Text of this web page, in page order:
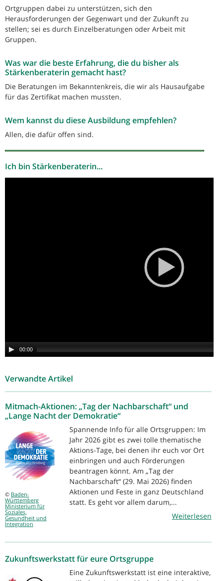
Ortgruppen dabei zu unterstützen, sich den
Herausforderungen der Gegenwart und der Zukunft zu
stellen; sei es durch Einzelberatungen oder Arbeit mit
Gruppen.
Was war die beste Erfahrung, die du bisher als
Stärkenberaterin gemacht hast?
Die Beratungen im Bekanntenkreis, die wir als Hausaufgabe
für das Zertifikat machen mussten.
Wem kannst du diese Ausbildung empfehlen?
Allen, die dafür offen sind.
Ich bin Stärkenberaterin...
00:00
Verwandte Artikel
Mitmach-Aktionen: „Tag der Nachbarschaft“ und
„Lange Nacht der Demokratie“
© Baden-
Württemberg
Ministerium für
Soziales,
Gesundheit und
Integration
Spannende Info für alle Ortsgruppen: Im
Jahr 2026 gibt es zwei tolle thematische
Aktions-Tage, bei denen ihr euch vor Ort
einbringen und auch Förderungen
beantragen könnt. Am „Tag der
Nachbarschaft“ (29. Mai 2026) finden
Aktionen und Feste in ganz Deutschland
statt. Es geht vor allem darum,...
Weiterlesen
Zukunftswerkstatt für eure Ortsgruppe
Eine Zukunftswerkstatt ist eine interaktive,